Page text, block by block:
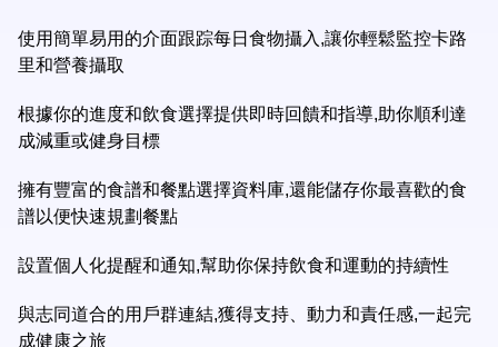
使用簡單易用的介面跟踪每日食物攝入,讓你輕鬆監控卡路
里和營養攝取
根據你的進度和飲食選擇提供即時回饋和指導,助你順利達
成減重或健身目標
擁有豐富的食譜和餐點選擇資料庫,還能儲存你最喜歡的食
譜以便快速規劃餐點
設置個人化提醒和通知,幫助你保持飲食和運動的持續性
與志同道合的用戶群連結,獲得支持、動力和責任感,一起完
成健康之旅